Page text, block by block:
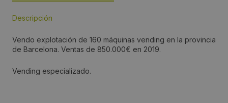
Descripción
Vendo explotación de 160 máquinas vending en la provincia
de Barcelona. Ventas de 850.000€ en 2019.
Vending especializado.
850,000€
Teléfono: